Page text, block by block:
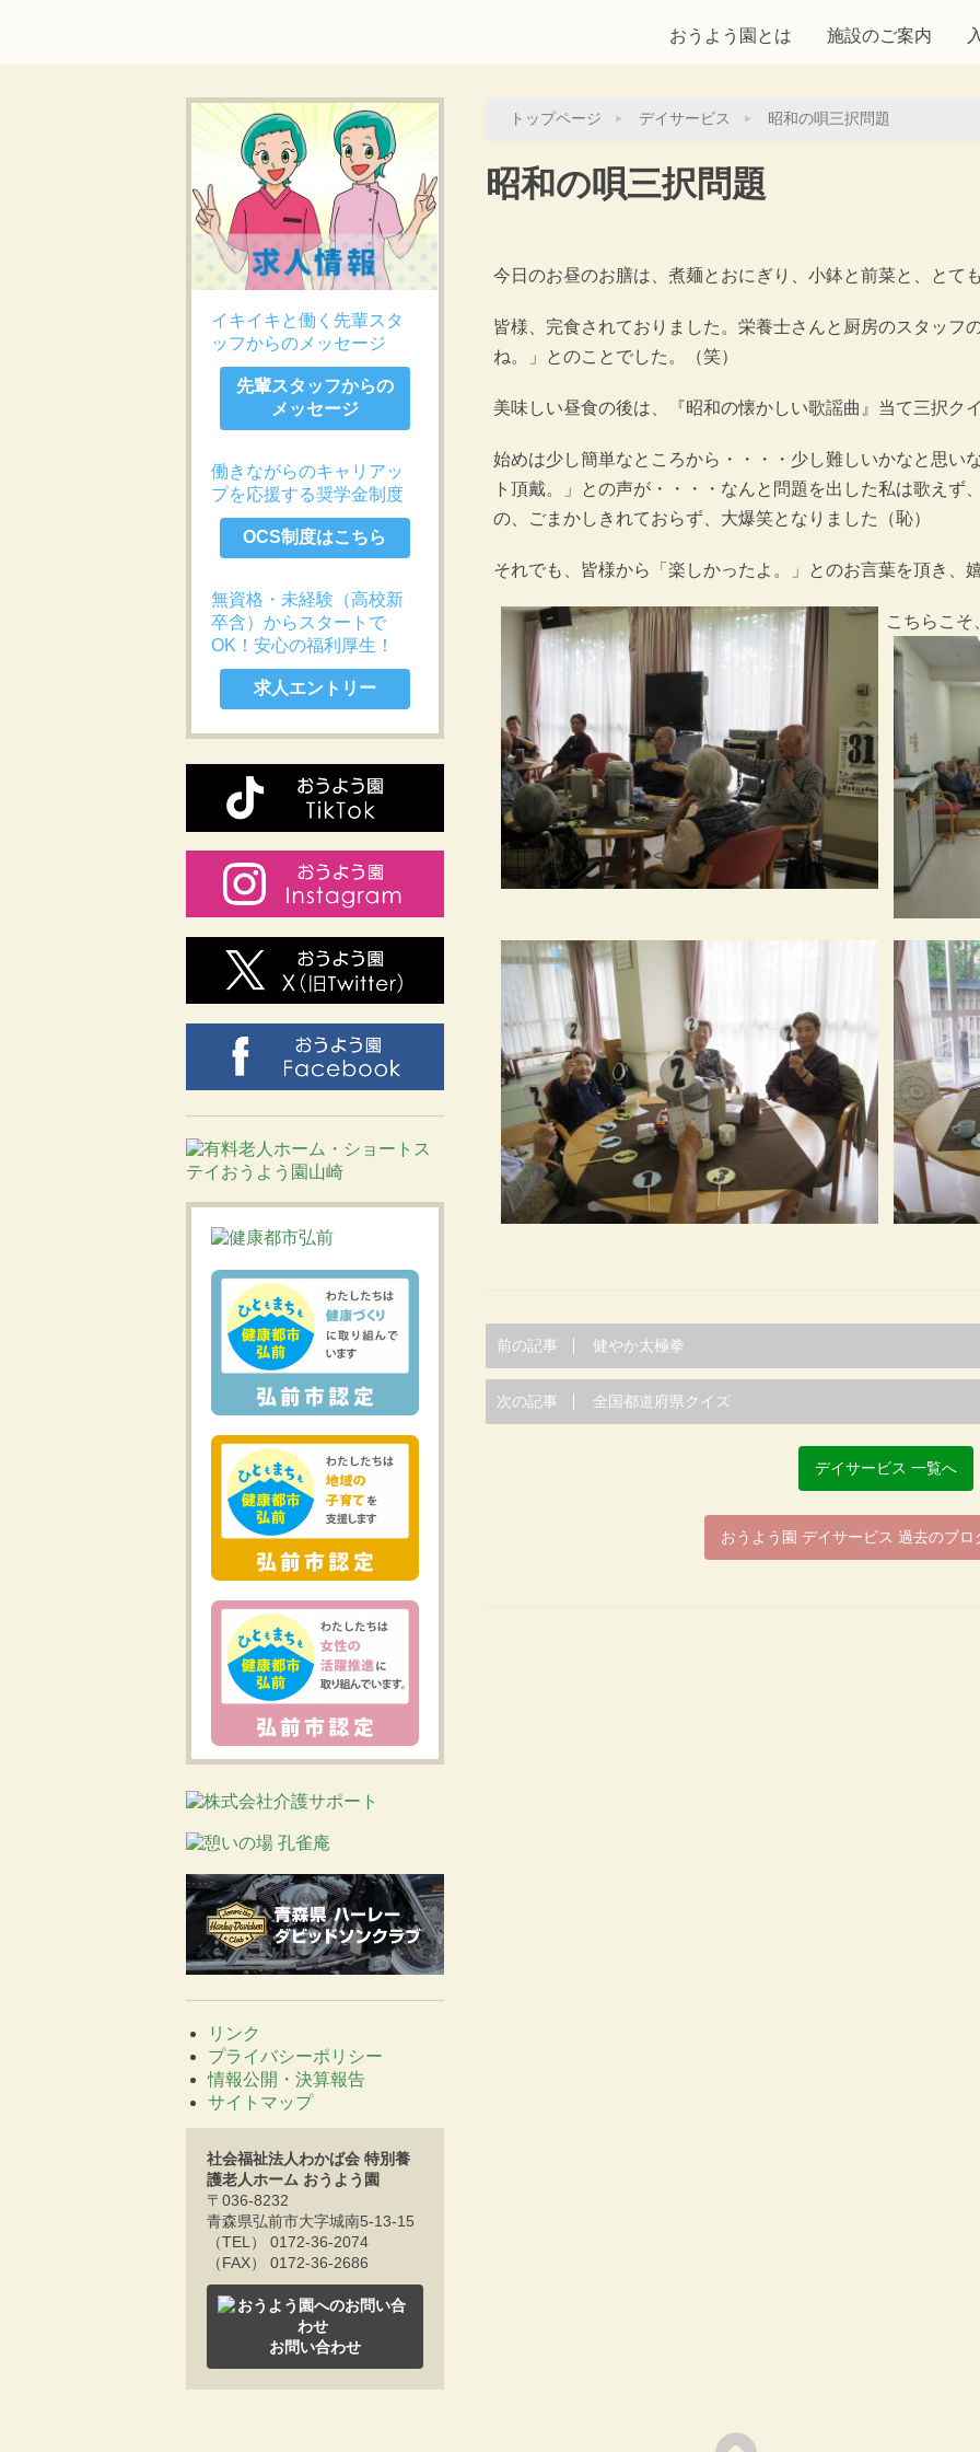
おうよう園とは 施設のご案内
トップページ デイサービス 昭和の唄三択問題
昭和の唄三択問題
今日のお昼のお膳は、煮麺とおにぎり、小鉢と前菜と、とて
皆様、完食されておりました。栄養士さんと厨房のスタッフ
ね。」とのことでした。（笑）
美味しい昼食の後は、『昭和の懐かしい歌謡曲』当て三択ク
始めは少し簡単なところから・・・・少し難しいかなと思い
ト頂戴。」との声が・・・・なんと問題を出した私は歌えず
の、ごまかしきれておらず、大爆笑となりました（恥）
それでも、皆様から「楽しかったよ。」とのお言葉を頂き、
こちらこそ
前の記事 健やか太極拳
次の記事 全国都道府県クイズ
デイサービス 一覧へ
おうよう園 デイサービス 過去のブロ
イキイキと働く先輩スタ
ッフからのメッセージ
先輩スタッフからの
メッセージ
働きながらのキャリアッ
プを応援する奨学金制度
OCS制度はこちら
無資格・未経験（高校新
卒含）からスタートで
OK！安心の福利厚生！
求人エントリー
リンク
プライバシーポリシー
情報公開・決算報告
サイトマップ
社会福祉法人わかば会 特別養
護老人ホーム おうよう園
〒036-8232
青森県弘前市大字城南5-13-15
（TEL） 0172-36-2074
（FAX） 0172-36-2686
お問い合わせ